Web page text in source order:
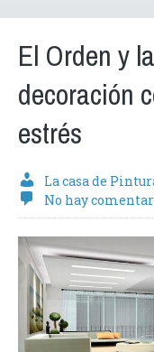
El Orden y
decoración
estrés
La casa de
No hay